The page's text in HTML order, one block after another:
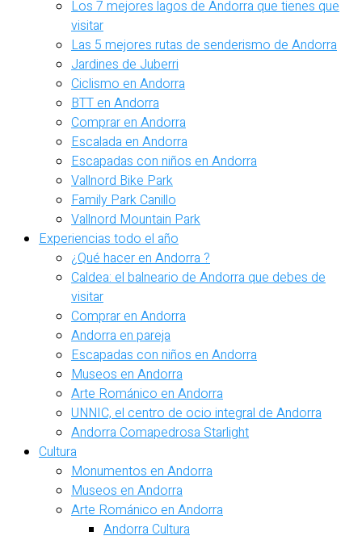
Los 7 mejores lagos de Andorra que tienes que
visitar
Las 5 mejores rutas de senderismo de Andorra
Jardines de Juberri
Ciclismo en Andorra
BTT en Andorra
Comprar en Andorra
Escalada en Andorra
Escapadas con niños en Andorra
Vallnord Bike Park
Family Park Canillo
Vallnord Mountain Park
Experiencias todo el año
¿Qué hacer en Andorra ?
Caldea: el balneario de Andorra que debes de
visitar
Comprar en Andorra
Andorra en pareja
Escapadas con niños en Andorra
Museos en Andorra
Arte Románico en Andorra
UNNIC, el centro de ocio integral de Andorra
Andorra Comapedrosa Starlight
Cultura
Monumentos en Andorra
Museos en Andorra
Arte Románico en Andorra
Andorra Cultura